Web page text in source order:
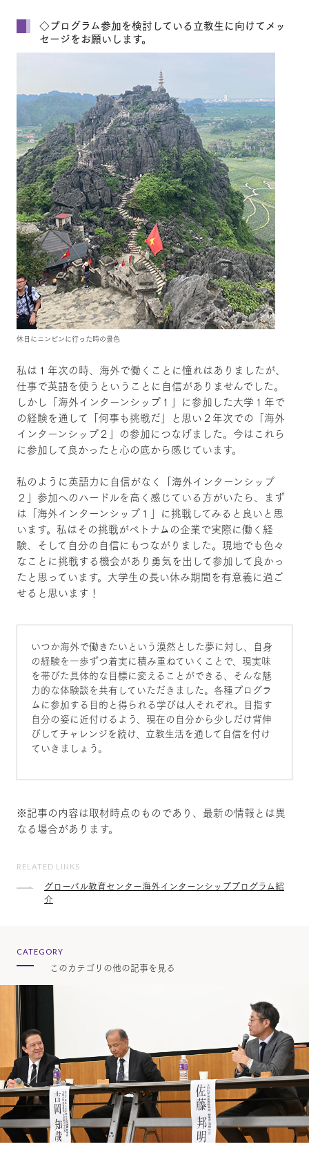
◇プログラム参加を検討している立教生に向けてメッ
セージをお願いします。
休日にニンビンに行った時の景色
私は１年次の時、海外で働くことに憧れはありましたが、
仕事で英語を使うということに自信がありませんでした。
しかし「海外インターンシップ１」に参加した大学１年で
の経験を通して「何事も挑戦だ」と思い２年次での「海外
インターンシップ２」の参加につなげました。今はこれら
に参加して良かったと心の底から感じています。
私のように英語力に自信がなく「海外インターンシップ
２」参加へのハードルを高く感じている方がいたら、まず
は「海外インターンシップ１」に挑戦してみると良いと思
います。私はその挑戦がベトナムの企業で実際に働く経
験、そして自分の自信にもつながりました。現地でも色々
なことに挑戦する機会があり勇気を出して参加して良かっ
たと思っています。大学生の長い休み期間を有意義に過ご
せると思います！
いつか海外で働きたいという漠然とした夢に対し、自身
の経験を一歩ずつ着実に積み重ねていくことで、現実味
を帯びた具体的な目標に変えることができる、そんな魅
力的な体験談を共有していただきました。各種プログラ
ムに参加する目的と得られる学びは人それぞれ。目指す
自分の姿に近付けるよう、現在の自分から少しだけ背伸
びしてチャレンジを続け、立教生活を通して自信を付け
ていきましょう。
※記事の内容は取材時点のものであり、最新の情報とは異
なる場合があります。
RELATED LINKS
グローバル教育センター海外インターンシッププログラム紹
介
CATEGORY
このカテゴリの他の記事を見る